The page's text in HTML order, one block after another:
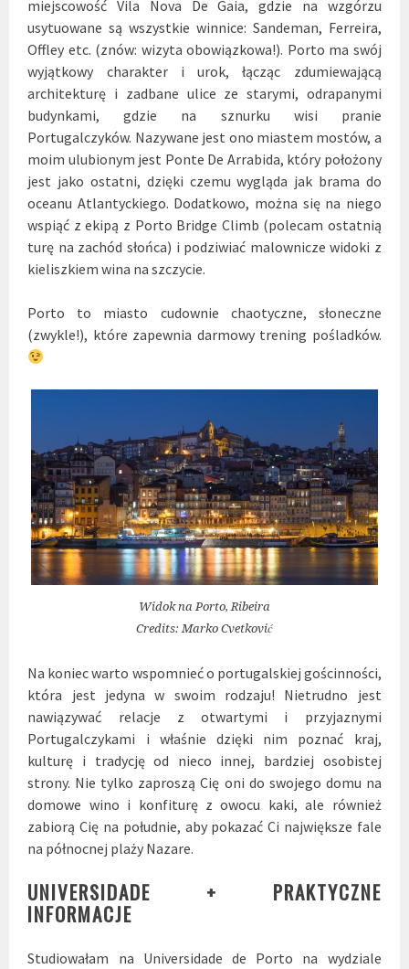
miejscowość Vila Nova De Gaia, gdzie na wzgórzu
usytuowane są wszystkie winnice: Sandeman, Ferreira,
Offley etc. (znów: wizyta obowiązkowa!). Porto ma swój
wyjątkowy charakter i urok, łącząc zdumiewającą
architekturę i zadbane ulice ze starymi, odrapanymi
budynkami, gdzie na sznurku wisi pranie
Portugalczyków. Nazywane jest ono miastem mostów, a
moim ulubionym jest Ponte De Arrabida, który położony
jest jako ostatni, dzięki czemu wygląda jak brama do
oceanu Atlantyckiego. Dodatkowo, można się na niego
wspiąć z ekipą z Porto Bridge Climb (polecam ostatnią
turę na zachód słońca) i podziwiać malownicze widoki z
kieliszkiem wina na szczycie.
Porto to miasto cudownie chaotyczne, słoneczne
(zwykle!), które zapewnia darmowy trening pośladków.
Widok na Porto, Ribeira
Credits: Marko Cvetković
Na koniec warto wspomnieć o portugalskiej gościnności,
która jest jedyna w swoim rodzaju! Nietrudno jest
nawiązywać relacje z otwartymi i przyjaznymi
Portugalczykami i właśnie dzięki nim poznać kraj,
kulturę i tradycję od nieco innej, bardziej osobistej
strony. Nie tylko zaproszą Cię oni do swojego domu na
domowe wino i konfiturę z owocu kaki, ale również
zabiorą Cię na południe, aby pokazać Ci największe fale
na północnej plaży Nazare.
UNIVERSIDADE + PRAKTYCZNE
INFORMACJE
Studiowałam na Universidade de Porto na wydziale